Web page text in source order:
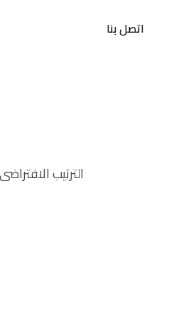
اتصل بنا